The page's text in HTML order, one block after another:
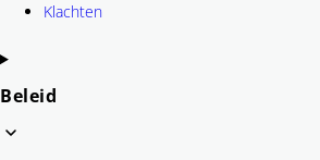
Klachten
Beleid